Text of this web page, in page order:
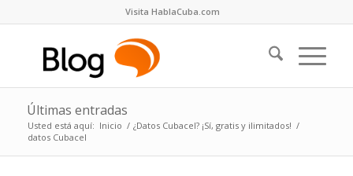
Visita HablaCuba.com
Últimas entradas
Usted está aquí: Inicio / ¿Datos Cubacel? ¡Sí, gratis y ilimitados! /
datos Cubacel